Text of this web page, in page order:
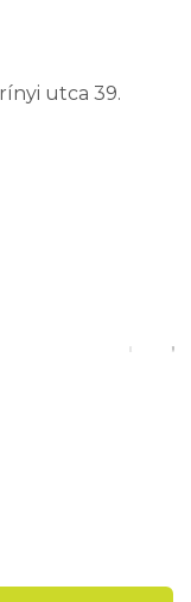
utca 39.